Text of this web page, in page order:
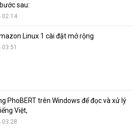
sau:
02:14
Linux 1 cài đặt mở rộng
PhoBERT trên Windows để đọc và xử lý
Việt,